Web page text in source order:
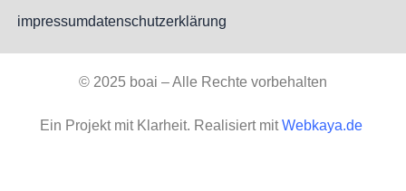
impressumdatenschutzerklärung
© 2025 boai – Alle Rechte vorbehalten
Ein Projekt mit Klarheit. Realisiert mitWebkaya.de